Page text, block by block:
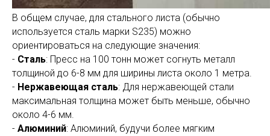
В общем случае, для стального листа (обычно
используется сталь марки S235) можно
ориентироваться на следующие значения:
- Сталь: Пресс на 100 тонн может согнуть металл
толщиной до 6-8 мм для ширины листа около 1 метра.
- Нержавеющая сталь: Для нержавеющей стали
максимальная толщина может быть меньше, обычно
около 4-6 мм.
- Алюминий: Алюминий, будучи более мягким